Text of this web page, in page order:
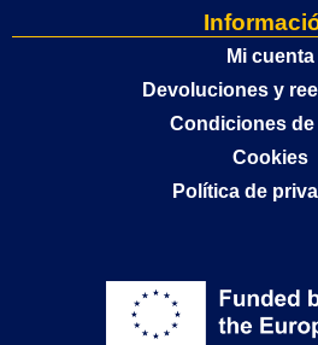
Mi cuenta
Devoluciones y
Condiciones de
Cookies
Política de